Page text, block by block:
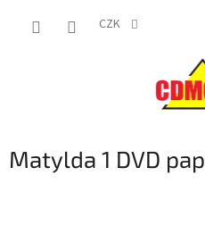
CZK
Matylda 1 DVD